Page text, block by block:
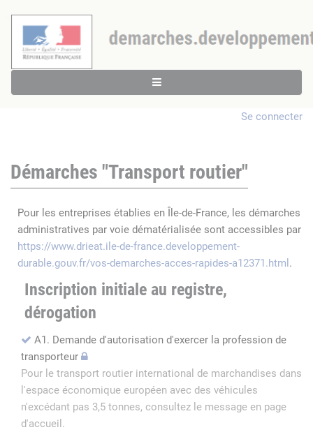
Se connecter
Démarches "Transport routier"
Pour les entreprises établies en Île-de-France, les démarches
administratives par voie dématérialisée sont accessibles par
https://www.drieat.ile-de-france.developpement-
durable.gouv.fr/vos-demarches-acces-rapides-a12371.html .
Inscription initiale au registre,
dérogation
A1. Demande d'autorisation d'exercer la profession de
transporteur
Pour le transport routier international de marchandises dans
l'espace économique européen avec des véhicules
n'excédant pas 3,5 tonnes, consultez le message en page
d'accueil.